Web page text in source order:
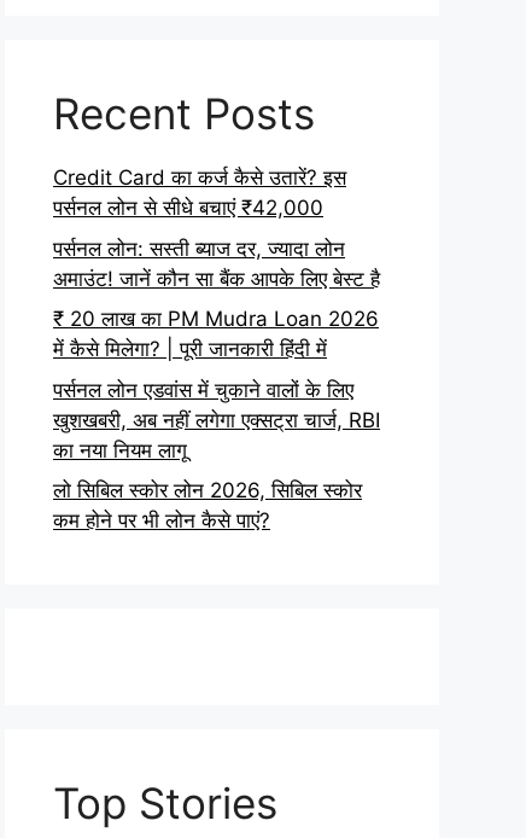
Recent Posts
Credit Card का कर्ज कैसे उतारें? इस
पर्सनल लोन से सीधे बचाएं ₹42,000
पर्सनल लोन: सस्ती ब्याज दर, ज्यादा लोन
अमाउंट! जानें कौन सा बैंक आपके लिए बेस्ट है
₹ 20 लाख का PM Mudra Loan 2026
में कैसे मिलेगा? | पूरी जानकारी हिंदी में
पर्सनल लोन एडवांस में चुकाने वालों के लिए
खुशखबरी, अब नहीं लगेगा एक्सट्रा चार्ज, RBI
का नया नियम लागू
लो सिबिल स्कोर लोन 2026, सिबिल स्कोर
कम होने पर भी लोन कैसे पाएं?
Top Stories